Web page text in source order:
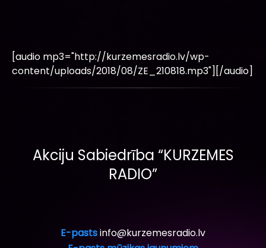
[audio mp3="http://kurzemesradio.lv/wp-
content/uploads/2018/08/ZE_210818.mp3"][/audio]
Akciju Sabiedrība “KURZEMES
RADIO”
E-pastsinfo@kurzemesradio.lv